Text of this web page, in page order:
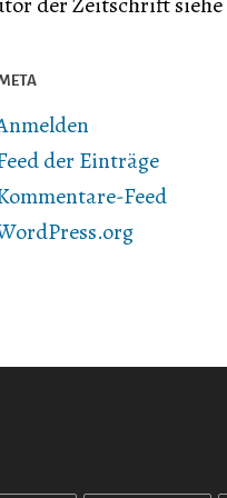
der Einträge
Feed